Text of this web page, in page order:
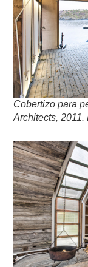
Cobertizo para
Architects, 2011.